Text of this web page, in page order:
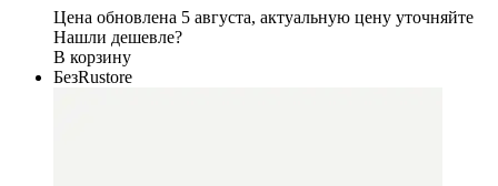
Цена обновлена 5 августа, актуальную цену уточняйте
Нашли дешевле?
В корзину
БезRustore